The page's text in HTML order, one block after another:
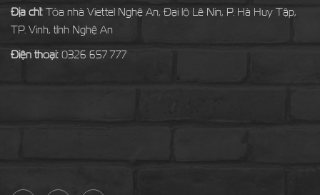
Địa chỉ: Tòa nhà Viettel Nghệ An, Đại lộ Lê Nin, P. Hà Huy Tập,
TP. Vinh, tỉnh Nghệ An
Điện thoại: 0326 657 777